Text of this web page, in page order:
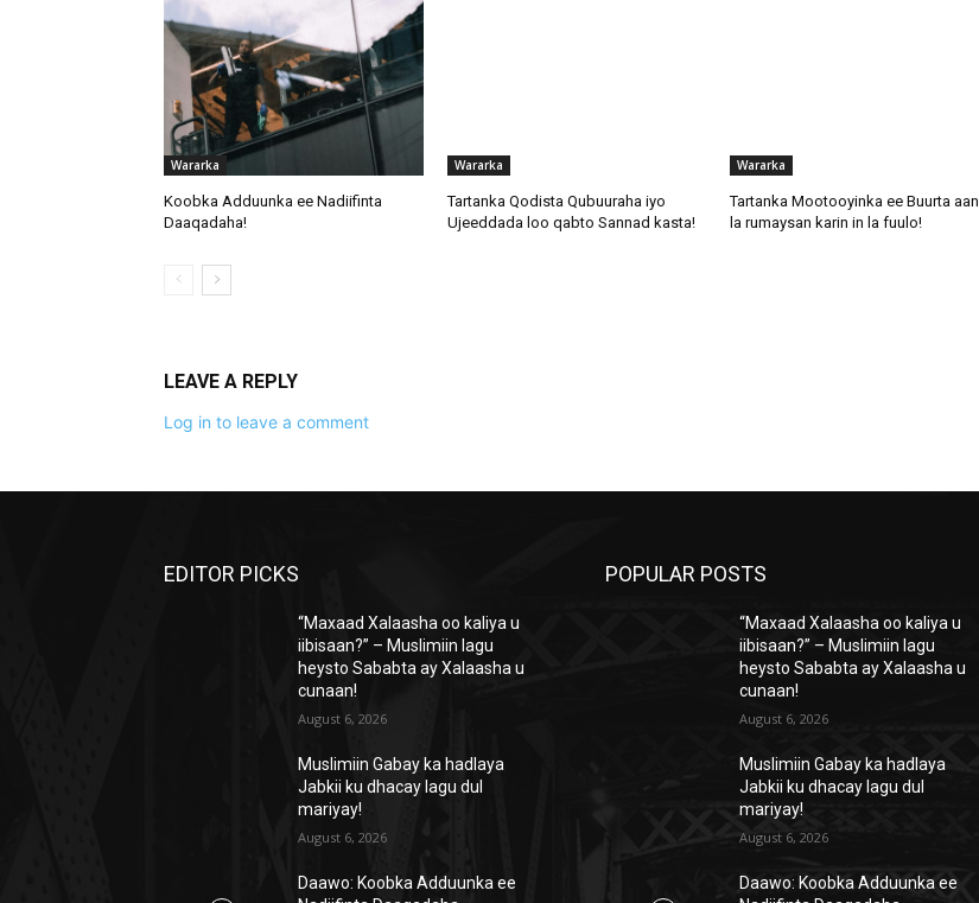
Wararka
Koobka Adduunka ee Nadiifinta
Daaqadaha!
Wararka
Tartanka Qodista Qubuuraha iyo
Ujeeddada loo qabto Sannad kasta!
Wararka
Tartanka Mootooyinka ee Buurta aan
la rumaysan karin in la fuulo!
LEAVE A REPLY
Log in to leave a comment
EDITOR PICKS
“Maxaad Xalaasha oo kaliya u
iibisaan?” – Muslimiin lagu
heysto Sababta ay Xalaasha u
cunaan!
August 6, 2026
Muslimiin Gabay ka hadlaya
Jabkii ku dhacay lagu dul
mariyay!
August 6, 2026
Daawo: Koobka Adduunka ee
POPULAR POSTS
“Maxaad Xalaasha oo kaliya u
iibisaan?” – Muslimiin lagu
heysto Sababta ay Xalaasha u
cunaan!
August 6, 2026
Muslimiin Gabay ka hadlaya
Jabkii ku dhacay lagu dul
mariyay!
August 6, 2026
Daawo: Koobka Adduunka ee